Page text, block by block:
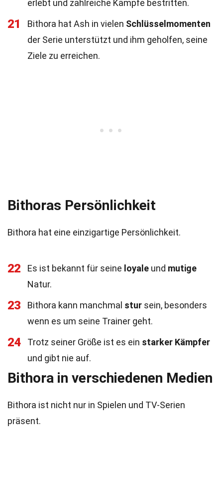
erlebt und zahlreiche Kämpfe bestritten.
21 Bithora hat Ash in vielen Schlüsselmomenten
der Serie unterstützt und ihm geholfen, seine
Ziele zu erreichen.
Bithoras Persönlichkeit
Bithora hat eine einzigartige Persönlichkeit.
22 Es ist bekannt für seine loyale und mutige
Natur.
23 Bithora kann manchmal stur sein, besonders
wenn es um seine Trainer geht.
24 Trotz seiner Größe ist es ein starker Kämpfer
und gibt nie auf.
Bithora in verschiedenen Medien
Bithora ist nicht nur in Spielen und TV-Serien
präsent.